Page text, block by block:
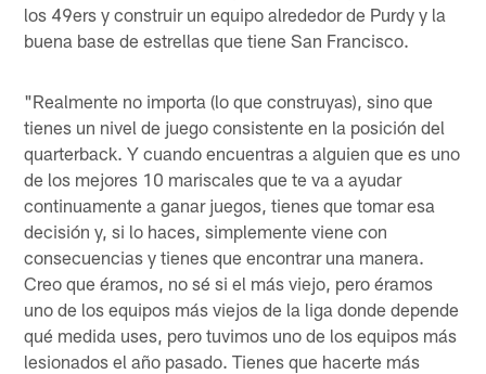
los 49ers y construir un equipo alrededor de Purdy y la
buena base de estrellas que tiene San Francisco.
"Realmente no importa (lo que construyas), sino que
tienes un nivel de juego consistente en la posición del
quarterback. Y cuando encuentras a alguien que es uno
de los mejores 10 mariscales que te va a ayudar
continuamente a ganar juegos, tienes que tomar esa
decisión y, si lo haces, simplemente viene con
consecuencias y tienes que encontrar una manera.
Creo que éramos, no sé si el más viejo, pero éramos
uno de los equipos más viejos de la liga donde depende
qué medida uses, pero tuvimos uno de los equipos más
lesionados el año pasado. Tienes que hacerte más